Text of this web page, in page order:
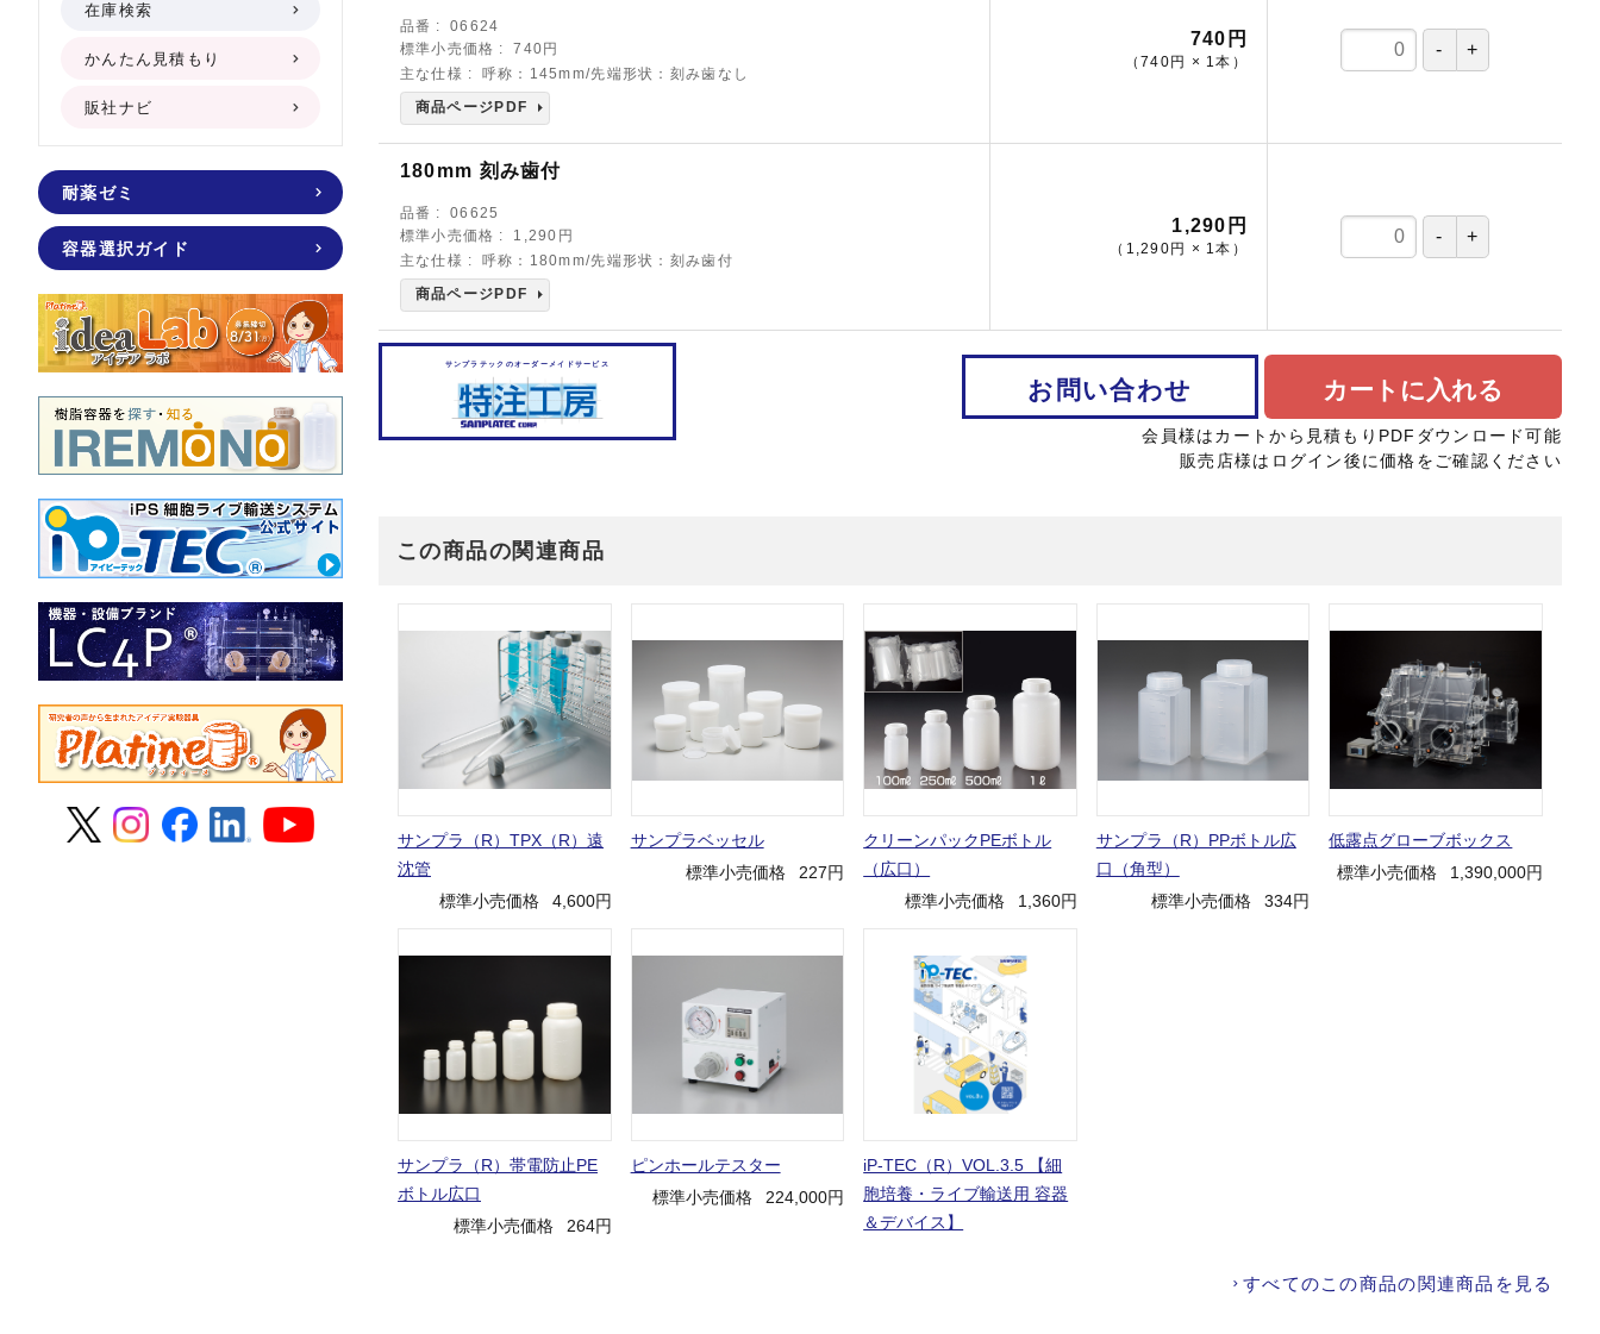
品番
06624
標準小売価格
740円
主な仕様
呼称：145mm/先端形状：刻み歯なし
商品ページPDF
740円
（740円 × 1本 ）
180mm 刻み歯付
品番
06625
標準小売価格
1,290円
主な仕様
呼称：180mm/先端形状：刻み歯付
商品ページPDF
1,290円
（ 1,290円 × 1本 ）
サンプラテックのオーダーメイドサービス
お問い合わせ カートに入れる
会員様はカートから見積もりPDFダウンロード可能
販売店様はログイン後に価格をご確認ください
この商品の関連商品
サンプラ（R）TPX（R）遠
沈管
標準小売価格
4,600円
サンプラベッセル
標準小売価格
227円
クリーンパックPEボトル
（広口）
標準小売価格
1,360円
サンプラ（R）PPボトル広
口（角型）
標準小売価格
334円
低露点グローブボックス
標準小売価格
1,390,000円
サンプラ（R）帯電防止PE
ボトル広口
標準小売価格
264円
ピンホールテスター
標準小売価格
224,000円
iP-TEC（R）VOL.3.5 【細
胞培養・ライブ輸送用 容器
＆デバイス】
すべてのこの商品の関連商品を見る
在庫検索
かんたん見積もり
販社ナビ
耐薬ゼミ
容器選択ガイド